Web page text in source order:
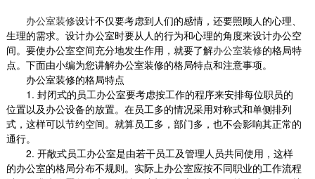
办公室装修设计不仅要考虑到人们的感情，还要照顾人的心理、
生理的需求。设计办公室时要从人的行为和心理的角度来设计办公空
间。要使办公室空间充分地发生作用，就要了解办公室装修的格局特
点。下面由小编为您讲解办公室装修的格局特点和注意事项。
办公室装修的格局特点
1. 封闭式的员工办公室要考虑按工作的程序来安排每位职员的
位置以及办公设备的放置。在员工多的情况采用对称式和单侧排列
式，这样可以节约空间。就算员工多，部门多，也不会影响其正常的
通行。
2. 开敞式员工办公室是由若干员工及管理人员共同使用，这样
的办公室的格局分布不规则。实际上办公室应按不同职业的工作流程